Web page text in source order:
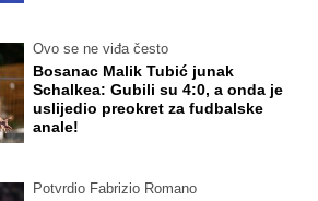
Ovo se ne viđa često
Bosanac Malik Tubić junak
Schalkea: Gubili su 4:0, a onda je
uslijedio preokret za fudbalske
anale!
Potvrdio Fabrizio Romano